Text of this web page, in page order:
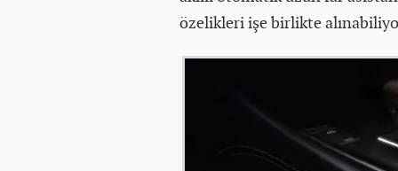
özelikleri işe birlikte